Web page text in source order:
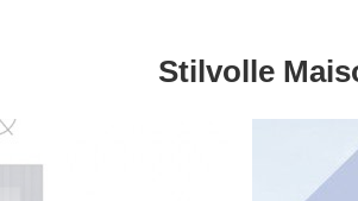
Stilvolle